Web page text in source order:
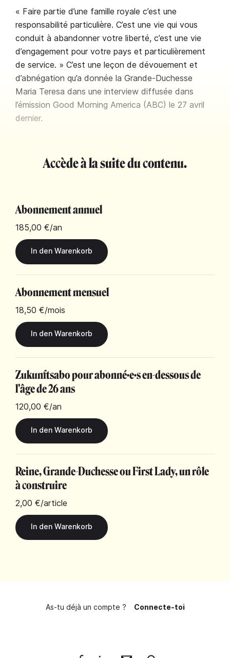
« Faire partie d’une famille royale c’est une
responsabilité particulière. C’est une vie qui vous
conduit à abandonner votre liberté, c’est une vie
d’engagement pour votre pays et particulièrement
de service. » C’est une leçon de dévouement et
d’abnégation qu’a donnée la Grande-Duchesse
Maria Teresa dans une interview diffusée dans
l’émission Good Morning America (ABC) le 27 avril
dernier.
Accède à la suite du contenu.
Abonnement annuel
185,00 €/an
Abonnement mensuel
18,50 €/mois
Zukunftsabo pour abonné·e·s en-dessous de
l'âge de 26 ans
120,00 €/an
Reine, Grande-Duchesse ou First Lady, un rôle
à construire
2,00 €/article
As-tu déjà un compte ? Connecte-toi